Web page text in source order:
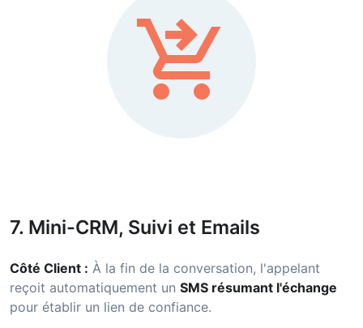
shopping_cart_checkout
7. Mini-CRM, Suivi et Emails
Côté Client : À la fin de la conversation, l'appelant
reçoit automatiquement un SMS résumant l'échange
pour établir un lien de confiance.